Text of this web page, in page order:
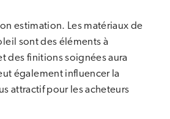
estimation. Les matériaux de
sont des éléments à
des finitions soignées aura
également influencer la
attractif pour les acheteurs